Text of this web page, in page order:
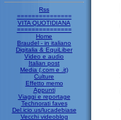
Rss
===============
VITA QUOTIDIANA
===============
Home
Braudel - in italiano
Digitalia & EquiLiber
Video e audio
Italian post
Media (.com e .it)
Culture
Effetto memo
Appunti
Viaggi e reportage
Technorati faves
Del.icio.us/lucadebiase
Vecchi videoblog